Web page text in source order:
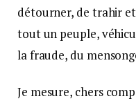
détourner, de trahir
tout un peuple,
la fraude, du
Je mesure, chers